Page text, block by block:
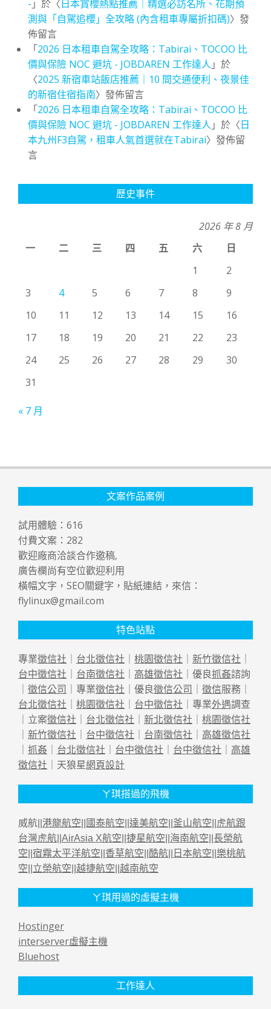
- 」於〈日本賞櫻熱點推薦｜精選必訪名所、花期預
測與「自駕追櫻」全攻略 (內含租車專屬折扣碼)〉發
佈留言
「2026 日本租車自駕全攻略：Tabirai、TOCOO 比
價與保險 NOC 避坑 - JOBDAREN 工作達人 」於
〈2025 新宿車站飯店推薦｜10 間交通便利、夜景佳
的新宿住宿指南〉發佈留言
「2026 日本租車自駕全攻略：Tabirai、TOCOO 比
價與保險 NOC 避坑 - JOBDAREN 工作達人 」於〈日
本九州F3自駕，租車人氣首選就在Tabirai〉發佈留
言
歷史事件
2026 年 8 月
一
二 三 四 五 六
日
1
2
3
4 5 6 7 8
9
10
11 12 13 14 15
16
17
18 19 20 21 22
23
24
25 26 27 28 29
30
31
« 7 月
文案作品案例
試用體驗： 616
付費文案： 282
歡迎廠商洽談合作邀稿,
廣告欄尚有空位歡迎利用
橫幅文字，SEO關鍵字，貼紙連結，來信：
flylinux@gmail.com
特色站點
專業徵信社 ｜ 台北徵信社 ｜ 桃園徵信社 ｜ 新竹徵信社 ｜
台中徵信社 ｜ 台南徵信社 ｜ 高雄徵信社 ｜優良抓姦諮詢
｜ 徵信公司 ｜專業徵信社 ｜優良徵信公司 ｜ 徵信服務｜
台北徵信社 ｜ 桃園徵信社 ｜ 台中徵信社 ｜專業外遇調查
｜立案徵信社 ｜ 台北徵信社 ｜ 新北徵信社 ｜ 桃園徵信社
｜ 新竹徵信社 ｜ 台中徵信社 ｜ 台南徵信社 ｜ 高雄徵信社
｜ 抓姦 ｜ 台北徵信社 ｜ 台中徵信社 ｜ 台中徵信社 ｜ 高雄
徵信社 ｜天狼星網頁設計
ㄚ琪搭過的飛機
威航|| 港龍航空 國泰航空 達美航空 釜山航空
虎航跟
台灣虎航 AirAsia X航空 捷星航空 海南航空 長榮航
空 宿霧太平洋航空 香草航空 酷航 日本航空 樂桃航
空 立榮航空 越捷航空 越南航空
ㄚ琪用過的虛擬主機
Hostinger
interserver虛擬主機
Bluehost
工作達人